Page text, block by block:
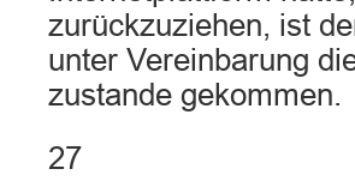
zurückzuziehen, ist
unter Vereinbarung
zustande gekommen.
27